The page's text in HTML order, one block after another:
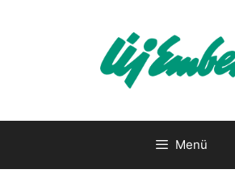
Menü